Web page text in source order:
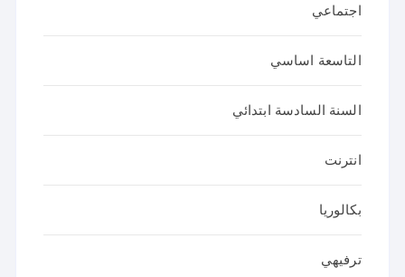
اجتماعي
التاسعة اساسي
السنة السادسة ابتدائي
انترنت
بكالوريا
ترفيهي